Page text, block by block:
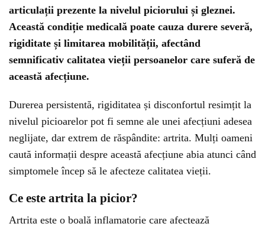
articulații prezente la nivelul piciorului și gleznei.
Această condiție medicală poate cauza durere severă,
rigiditate și limitarea mobilității, afectând
semnificativ calitatea vieții persoanelor care suferă de
această afecțiune.
Durerea persistentă, rigiditatea și disconfortul resimțit la
nivelul picioarelor pot fi semne ale unei afecțiuni adesea
neglijate, dar extrem de răspândite: artrita. Mulți oameni
caută informații despre această afecțiune abia atunci când
simptomele încep să le afecteze calitatea vieții.
Ce este artrita la picior?
Artrita este o boală inflamatorie care afectează